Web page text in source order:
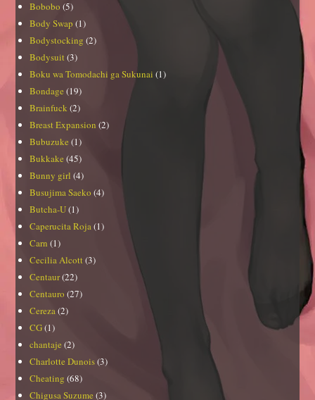
Bobobo (5)
Body Swap (1)
Bodystocking (2)
Bodysuit(3)
Boku wa Tomodachi ga Sukunai (1)
Bondage (19)
Brainfuck (2)
Breast Expansion (2)
Bubuzuke (1)
Bukkake (45)
Bunny girl (4)
Busujima Saeko (4)
Butcha-U(1)
Caperucita Roja(1)
Carn (1)
Cecilia Alcott (3)
Centaur(22)
Centauro (27)
Cereza(2)
CG(1)
chantaje (2)
Charlotte Dunois(3)
Cheating (68)
Chigusa Suzume (3)